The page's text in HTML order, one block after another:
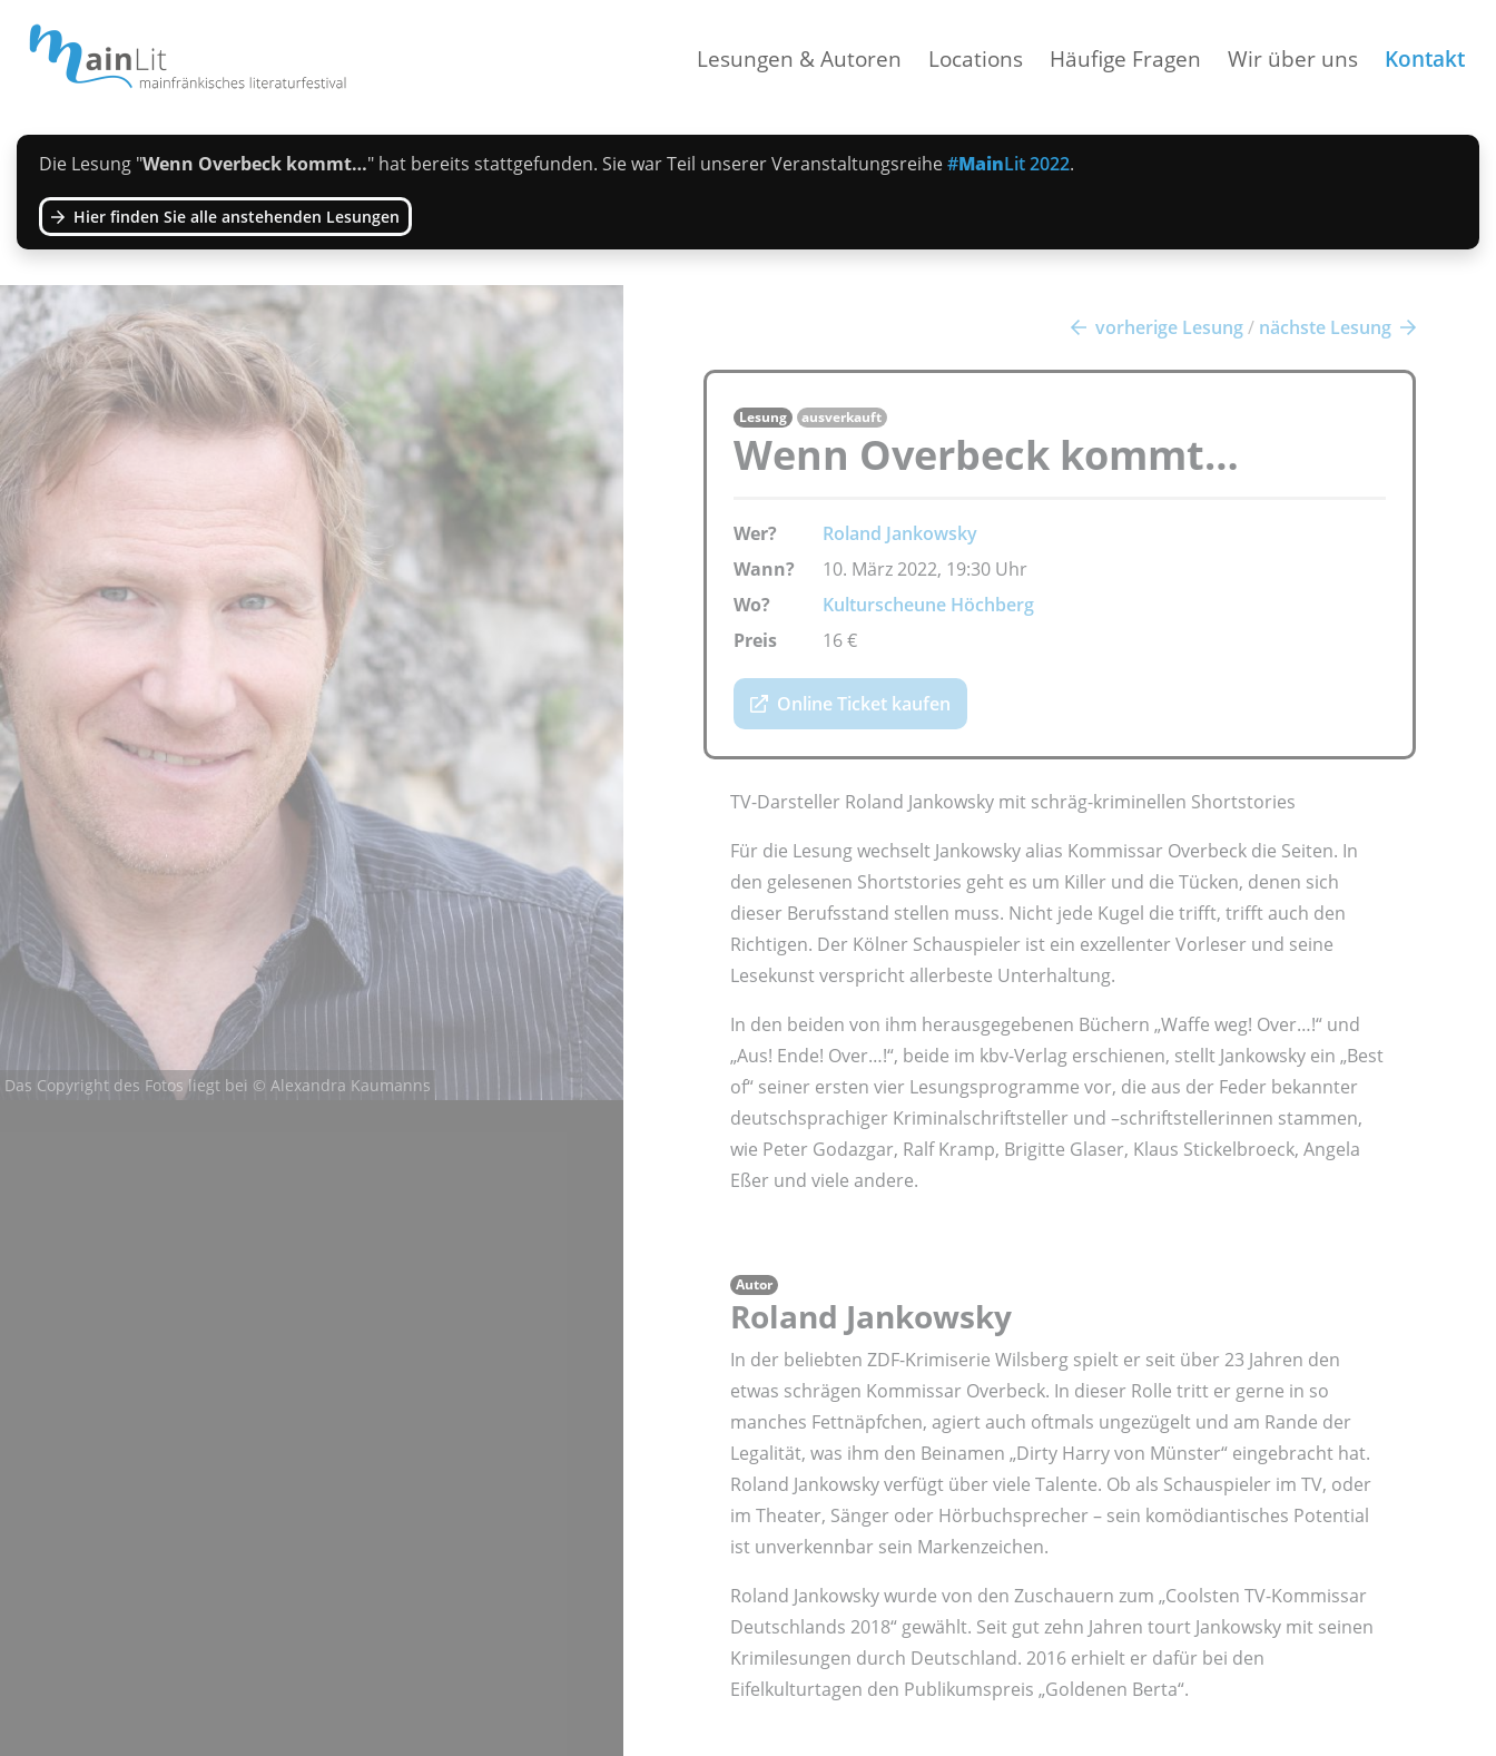
Lesungen & Autoren Locations Häufige Fragen Wir über uns Kontakt
Die Lesung "Wenn Overbeck kommt…" hat bereits stattgefunden. Sie war Teil unserer Veranstaltungsreihe#MainLit 2022.
Hier finden Sie alle anstehenden Lesungen
Das Copyright des Fotos liegt bei © Alexandra Kaumanns
vorherige Lesung/ nächste Lesung
Lesung ausverkauft
Wenn Overbeck kommt…
Wer?
Roland Jankowsky
Wann?
10. März 2022, 19:30 Uhr
Wo?
Kulturscheune Höchberg
Preis
16 €
Online Ticket kaufen
TV-Darsteller Roland Jankowsky mit schräg-kriminellen Shortstories
Für die Lesung wechselt Jankowsky alias Kommissar Overbeck die Seiten. In
den gelesenen Shortstories geht es um Killer und die Tücken, denen sich
dieser Berufsstand stellen muss. Nicht jede Kugel die trifft, trifft auch den
Richtigen. Der Kölner Schauspieler ist ein exzellenter Vorleser und seine
Lesekunst verspricht allerbeste Unterhaltung.
In den beiden von ihm herausgegebenen Büchern „Waffe weg! Over…!“ und
„Aus! Ende! Over…!“, beide im kbv-Verlag erschienen, stellt Jankowsky ein „Best
of“ seiner ersten vier Lesungsprogramme vor, die aus der Feder bekannter
deutschsprachiger Kriminalschriftsteller und –schriftstellerinnen stammen,
wie Peter Godazgar, Ralf Kramp, Brigitte Glaser, Klaus Stickelbroeck, Angela
Eßer und viele andere.
Autor
Roland Jankowsky
In der beliebten ZDF-Krimiserie Wilsberg spielt er seit über 23 Jahren den
etwas schrägen Kommissar Overbeck. In dieser Rolle tritt er gerne in so
manches Fettnäpfchen, agiert auch oftmals ungezügelt und am Rande der
Legalität, was ihm den Beinamen „Dirty Harry von Münster“ eingebracht hat.
Roland Jankowsky verfügt über viele Talente. Ob als Schauspieler im TV, oder
im Theater, Sänger oder Hörbuchsprecher – sein komödiantisches Potential
ist unverkennbar sein Markenzeichen.
Roland Jankowsky wurde von den Zuschauern zum „Coolsten TV-Kommissar
Deutschlands 2018“ gewählt. Seit gut zehn Jahren tourt Jankowsky mit seinen
Krimilesungen durch Deutschland. 2016 erhielt er dafür bei den
Eifelkulturtagen den Publikumspreis „Goldenen Berta“.